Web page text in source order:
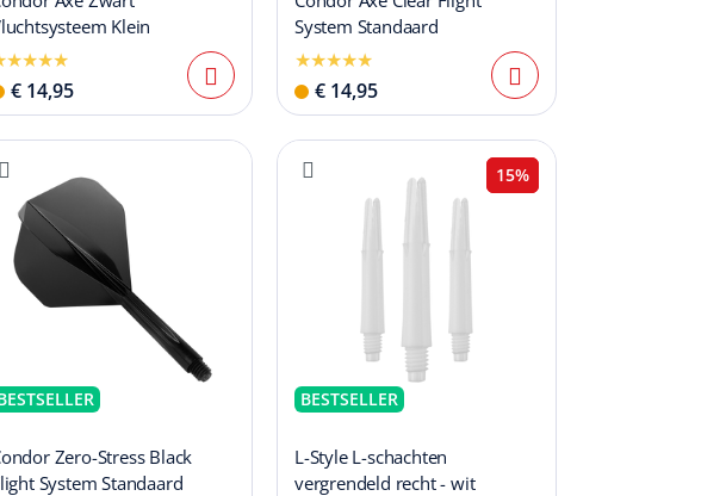
Klein
€ 14,95
System Standaard
€ 14,95
Zero-Stress Black
System Standaard
15%
BESTSELLER
L-Style L-schachten
vergrendeld recht - wit